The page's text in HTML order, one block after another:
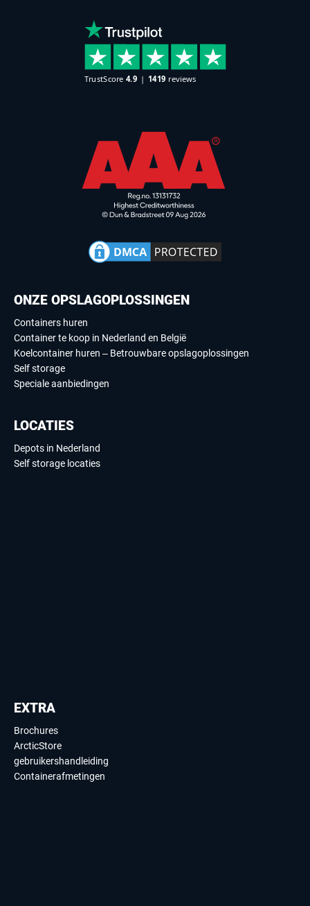
ONZE OPSLAGOPLOSSINGEN
Containers huren
Container te koop in Nederland en België
Koelcontainer huren – Betrouwbare opslagoplossingen
Self storage
Speciale aanbiedingen
LOCATIES
Depots in Nederland
Self storage locaties
EXTRA
Brochures
ArcticStore
gebruikershandleiding
Containerafmetingen